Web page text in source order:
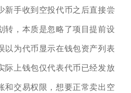
新手收到空投代币之后直接尝
转，本质是忽略了项目提前设
以为代币显示在钱包资产列表
际上钱包仅代表代币已经发放
和交易权限，想要正常卖出空